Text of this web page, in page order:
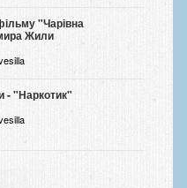
"Чарівна
Жили
- "Наркотик"